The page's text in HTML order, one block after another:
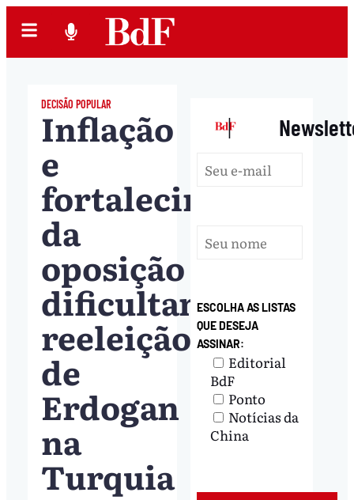
DECISÃO POPULAR
Inflação
e
fortalecimento
da
oposição
dificultam
reeleição
de
Erdogan
na
Turquia
|
ESCOLHA AS LISTAS
QUE DESEJA
ASSINAR:
Editorial
BdF
Ponto
Notícias da
China